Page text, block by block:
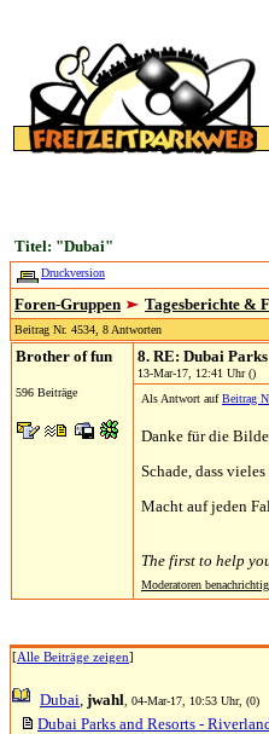
Titel: "Dubai"
Druckversion
Foren-Gruppen Tagesberichte &
Beitrag Nr. 4534, 8 Antworten
Brother of fun
596 Beiträge
8. RE: Dubai
13-Mar-17, 12:41 Uhr ()
Als Antwort aufBeitrag
Danke für die
Schade, dass
Macht auf jeden
The first to help
Moderatoren
[Alle Beiträge zeigen]
Dubai, jwahl , 04-Mar-17, 10:53 Uhr, (0)
Dubai Parks and Resorts -